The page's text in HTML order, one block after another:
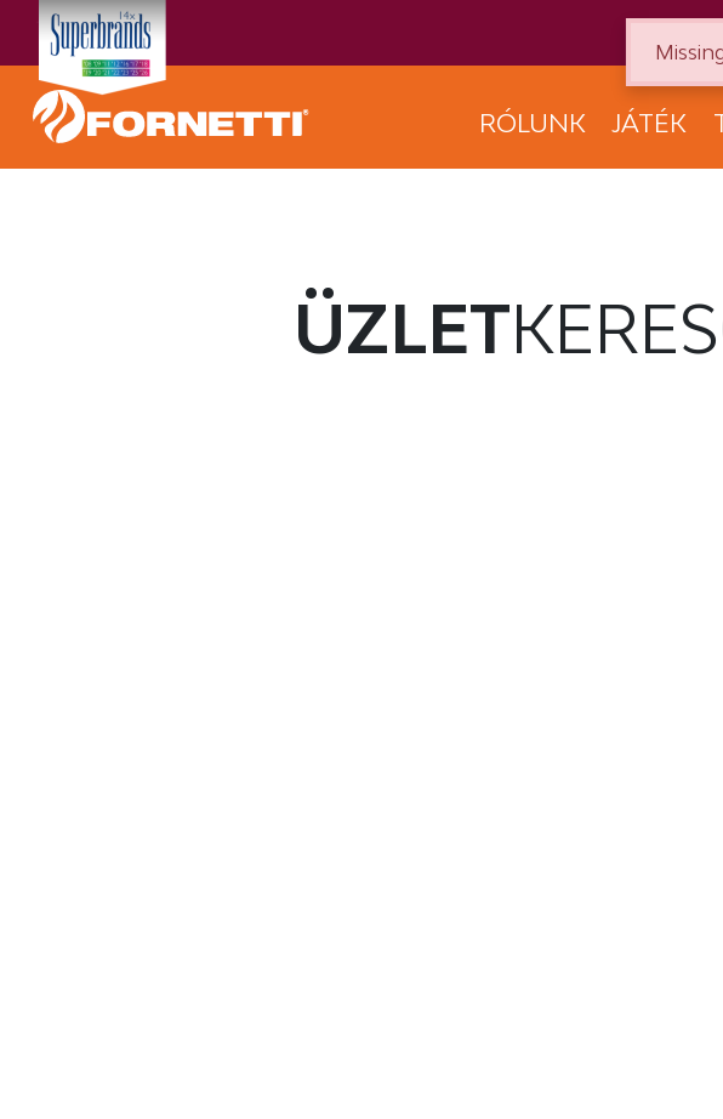
RÓLUNK JÁTÉK
ÜZLET